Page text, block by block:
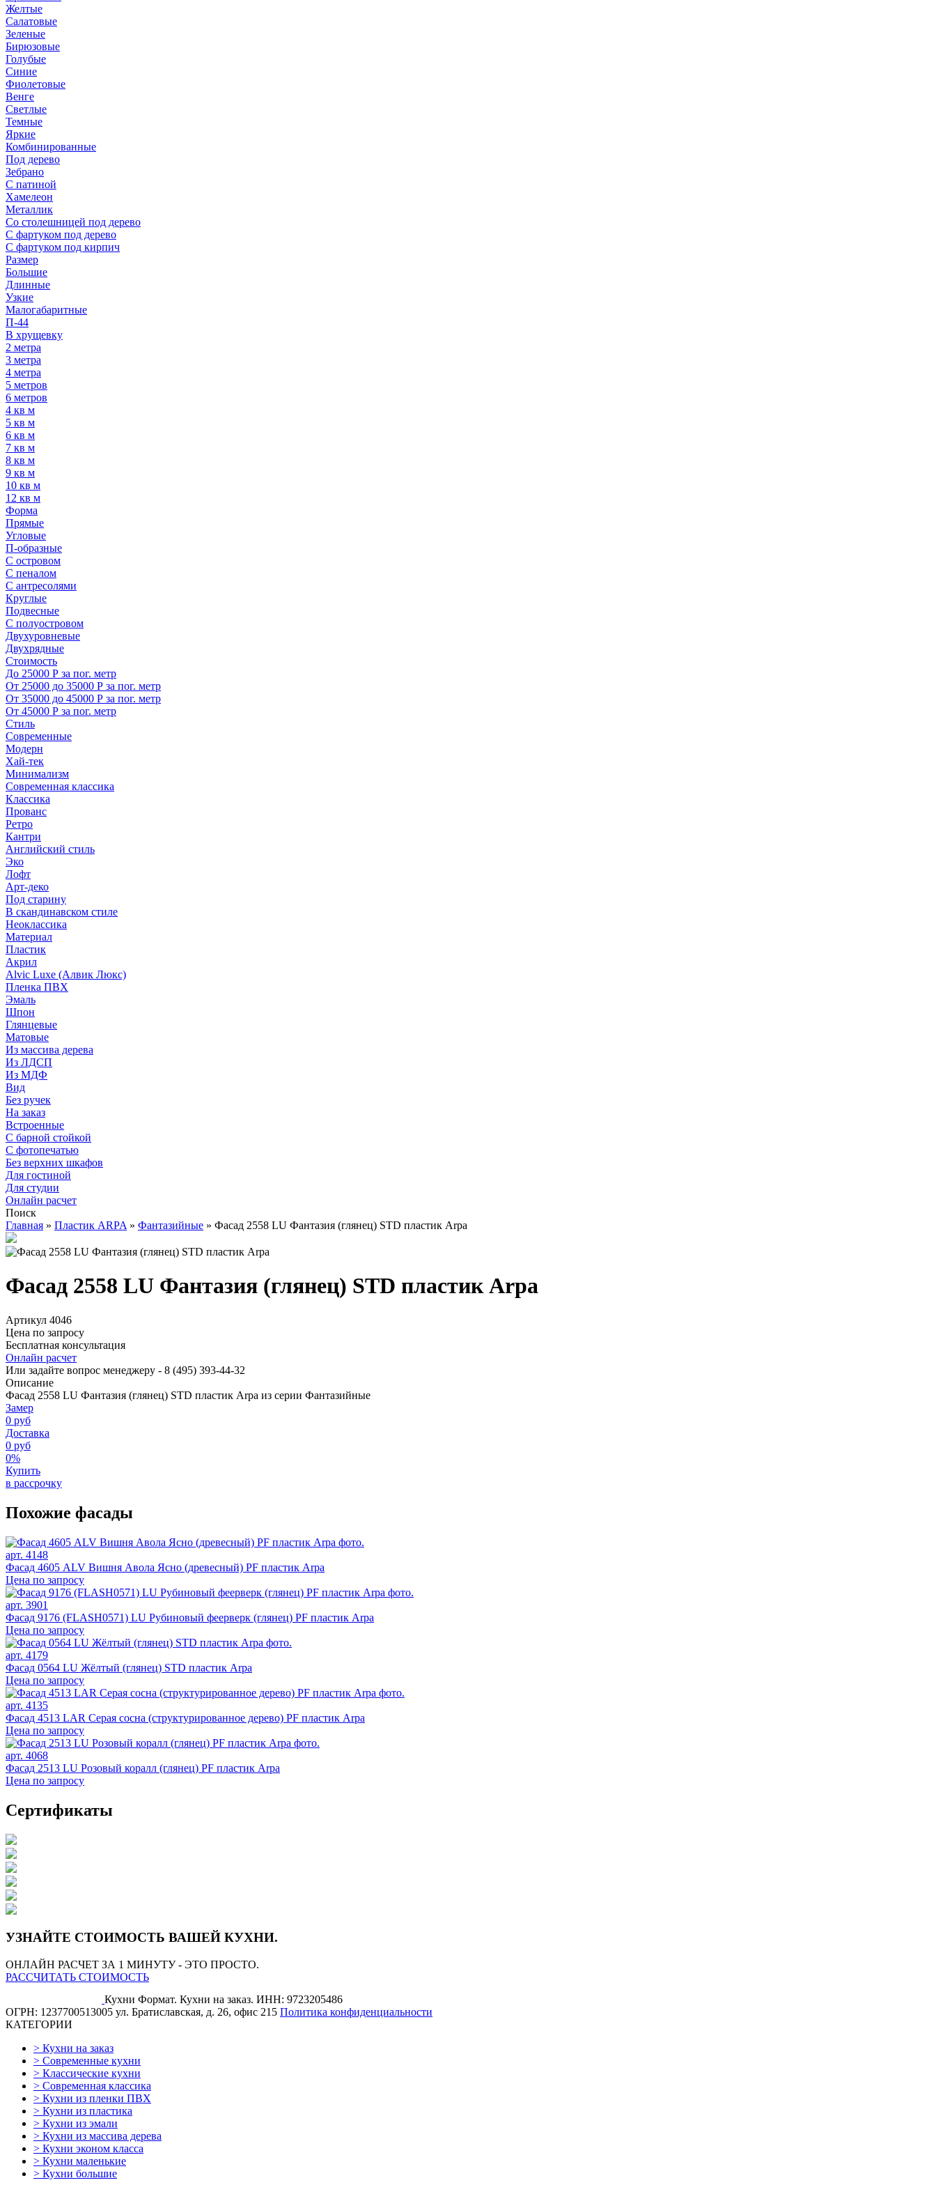
Желтые
Салатовые
Зеленые
Бирюзовые
Голубые
Синие
Фиолетовые
Венге
Светлые
Темные
Яркие
Комбинированные
Под дерево
Зебрано
С патиной
Хамелеон
Металлик
Со столешницей под дерево
С фартуком под дерево
С фартуком под кирпич
Размер
Большие
Длинные
Узкие
Малогабаритные
П-44
В хрущевку
2 метра
3 метра
4 метра
5 метров
6 метров
4 кв м
5 кв м
6 кв м
7 кв м
8 кв м
9 кв м
10 кв м
12 кв м
Форма
Прямые
Угловые
П-образные
С островом
С пеналом
С антресолями
Круглые
Подвесные
С полуостровом
Двухуровневые
Двухрядные
Стоимость
До 25000 Р за пог. метр
От 25000 до 35000 Р за пог. метр
От 35000 до 45000 Р за пог. метр
От 45000 Р за пог. метр
Стиль
Современные
Модерн
Хай-тек
Минимализм
Современная классика
Классика
Прованс
Ретро
Кантри
Английский стиль
Эко
Лофт
Арт-деко
Под старину
В скандинавском стиле
Неоклассика
Материал
Пластик
Акрил
Alvic Luxe (Алвик Люкс)
Пленка ПВХ
Эмаль
Шпон
Глянцевые
Матовые
Из массива дерева
Из ЛДСП
Из МДФ
Вид
Без ручек
На заказ
Встроенные
С барной стойкой
С фотопечатью
Без верхних шкафов
Для гостиной
Для студии
Онлайн расчет
Поиск
Главная » Пластик ARPA » Фантазийные » Фасад 2558 LU Фантазия (глянец) STD пластик Arpa
Фасад 2558 LU Фантазия (глянец) STD пластик Arpa
Артикул 4046
Цена по запросу
Бесплатная консультация
Онлайн расчет
Или задайте вопрос менеджеру - 8 (495) 393-44-32
Описание
Фасад 2558 LU Фантазия (глянец) STD пластик Arpa из серии Фантазийные
Замер
0 руб
Доставка
0 руб
0%
Купить
в рассрочку
Похожие фасады
арт. 4148
Фасад 4605 ALV Вишня Авола Ясно (древесный) PF пластик Arpa
Цена по запросу
арт. 3901
Фасад 9176 (FLASH0571) LU Рубиновый феерверк (глянец) PF пластик Arpa
Цена по запросу
арт. 4179
Фасад 0564 LU Жёлтый (глянец) STD пластик Arpa
Цена по запросу
арт. 4135
Фасад 4513 LAR Серая сосна (структурированное дерево) PF пластик Arpa
Цена по запросу
арт. 4068
Фасад 2513 LU Розовый коралл (глянец) PF пластик Arpa
Цена по запросу
Сертификаты
УЗНАЙТЕ СТОИМОСТЬ ВАШЕЙ КУХНИ.
ОНЛАЙН РАСЧЕТ ЗА 1 МИНУТУ - ЭТО ПРОСТО.
РАССЧИТАТЬ СТОИМОСТЬ
Кухни Формат. Кухни на заказ. ИНН: 9723205486
ОГРН: 1237700513005 ул. Братиславская, д. 26, офис 215 Политика конфиденциальности
КАТЕГОРИИ
> Кухни на заказ
> Современные кухни
> Классические кухни
> Современная классика
> Кухни из пленки ПВХ
> Кухни из пластика
> Кухни из эмали
> Кухни из массива дерева
> Кухни эконом класса
> Кухни маленькие
> Кухни большие